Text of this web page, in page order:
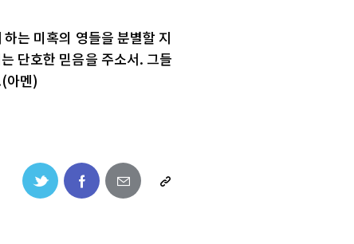
는 미혹의 영들을 분별할 지
단호한 믿음을 주소서. 그들
아멘)